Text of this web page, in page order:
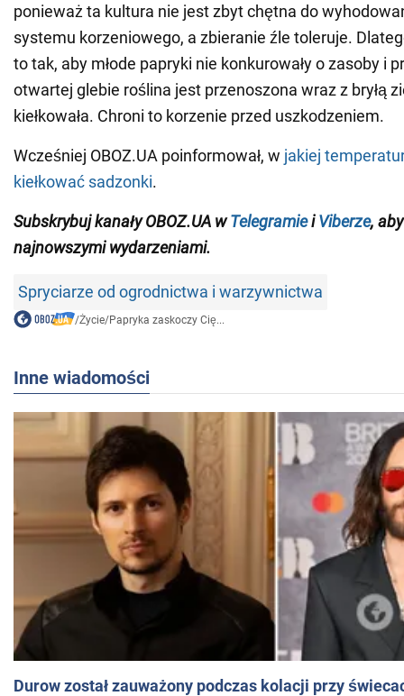
ponieważ ta kultura nie jest zbyt chętna do
systemu korzeniowego, a zbieranie źle toleruje.
to tak, aby młode papryki nie konkurowały o zasoby i
otwartej glebie roślina jest przenoszona wraz z bryłą
kiełkowała. Chroni to korzenie przed uszkodzeniem.
Wcześniej OBOZ.UA poinformował, w jakiej
kiełkować sadzonki.
Subskrybuj kanały OBOZ.UA w TelegramieiViberze,
najnowszymi wydarzeniami.
Spryciarze od ogrodnictwa i warzywnictwa
/Życie/Papryka zaskoczy Cię...
Inne wiadomości
Durow został zauważony podczas kolacji przy